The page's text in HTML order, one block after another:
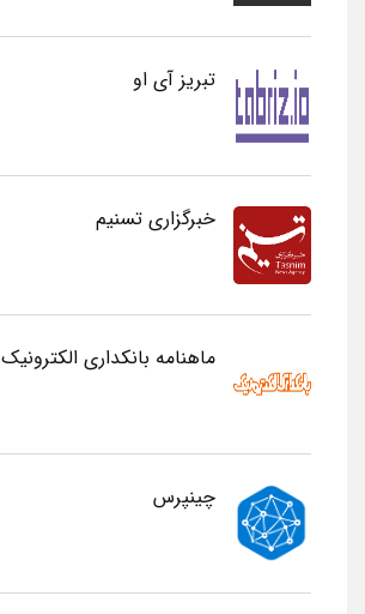
تبریز آی او
خبرگزاری تسنیم
ماهنامه بانکداری الکترونیک
چینپرس